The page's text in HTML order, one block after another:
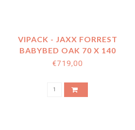
VIPACK - JAXX FORREST
BABYBED OAK 70 X 140
CM + OMBOUW
€719,00